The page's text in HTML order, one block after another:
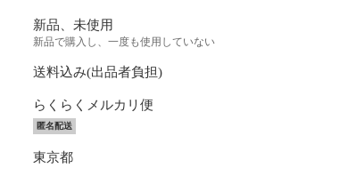
新品、未使用
新品で購入し、一度も使用していない
送料込み(出品者負担)
らくらくメルカリ便
匿名配送
東京都